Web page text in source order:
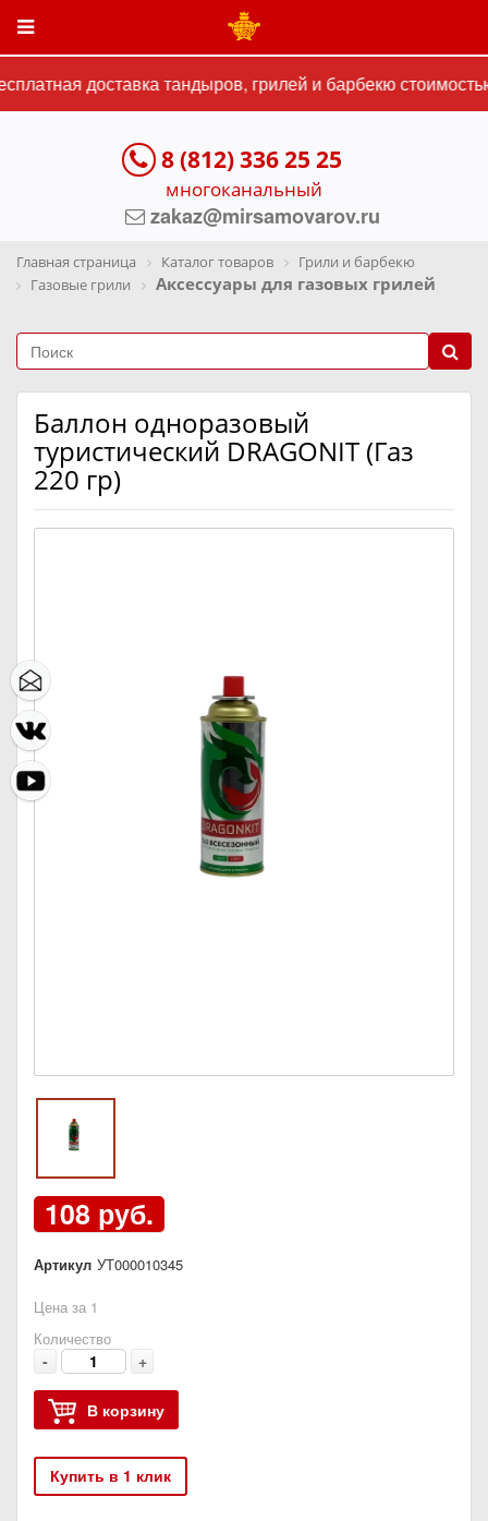
доставка тандыров, грилей и барбекю
8 (812) 336 25 25
многоканальный
zakaz@mirsamovarov.ru
Главная страница Каталог товаров
Грили и барбекю
Газовые грили
Аксессуары для газовых грилей
Баллон одноразовый
туристический DRAGONIT (Газ
220 гр)
108 руб.
Артикул УТ000010345
Цена за 1
Количество
- +
В корзину
Купить в 1 клик